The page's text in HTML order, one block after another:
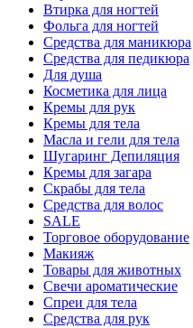
Втирка для ногтей
Фольга для ногтей
Средства для маникюра
Средства для педикюра
Для душа
Косметика для лица
Кремы для рук
Кремы для тела
Масла и гели для тела
Шугаринг Депиляция
Кремы для загара
Скрабы для тела
Средства для волос
SALE
Торговое оборудование
Макияж
Товары для животных
Свечи ароматические
Спреи для тела
Средства для рук